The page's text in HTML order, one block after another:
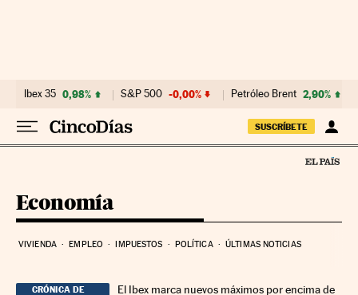
Ibex 35 0,98% S&P 500 -0,00% Petróleo Brent 2,90%
SUSCRÍBETE
Economía
VIVIENDA EMPLEO IMPUESTOS POLÍTICA ÚLTIMAS NOTICIAS
CRÓNICA DE
El Ibex marca nuevos máximos por encima de